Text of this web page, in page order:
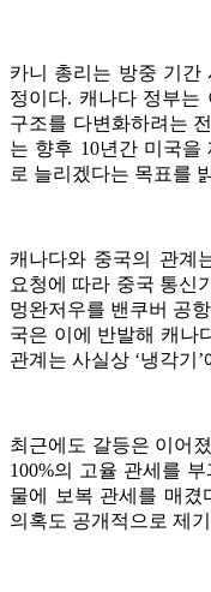
카니 총리는 방중 기간
정이다. 캐나다 정부는
구조를 다변화하려는
는 향후 10년간 미국을
로 늘리겠다는 목표를
캐나다와 중국의 관계
요청에 따라 중국 통신
멍완저우를 밴쿠버 공
국은 이에 반발해 캐나
관계는 사실상 ‘냉각기
최근에도 갈등은 이어
100%의 고율 관세를
물에 보복 관세를 매겼
의혹도 공개적으로 제